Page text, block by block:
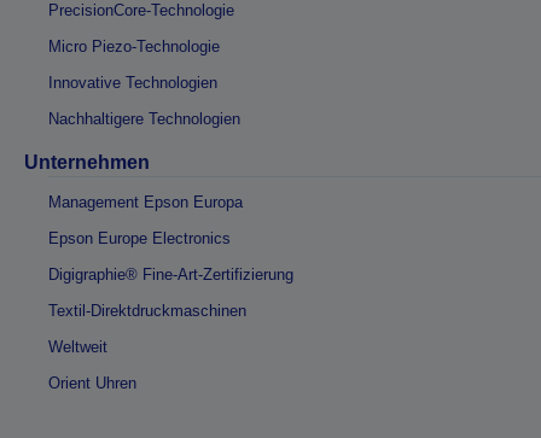
PrecisionCore-Technologie
Micro Piezo-Technologie
Innovative Technologien
Nachhaltigere Technologien
Unternehmen
Management Epson Europa
Epson Europe Electronics
Digigraphie® Fine-Art-Zertifizierung
Textil-Direktdruckmaschinen
Weltweit
Orient Uhren